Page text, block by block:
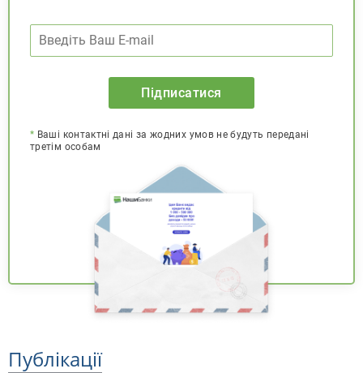
Підписатися
* Ваші контактні дані за жодних умов не будуть передані
третім особам
Публікації